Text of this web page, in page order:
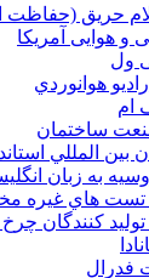
حریق (حفاظت
و هوایی آمریکا
ول
هوانوردي
ام
ساختمان
بين المللي
به زبان
تست هاي غيره
کنندگان چرخ
فدرال